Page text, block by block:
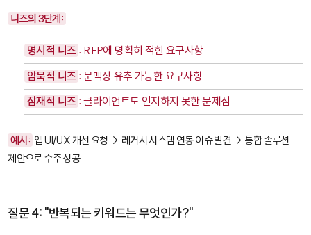
니즈의 3단계:
명시적 니즈 : RFP에 명확히 적힌 요구사항
암묵적 니즈 : 문맥상 유추 가능한 요구사항
잠재적 니즈 : 클라이언트도 인지하지 못한 문제점
예시: 앱 UI/UX 개선 요청 → 레거시 시스템 연동 이슈 발견 → 통합 솔루션
제안으로 수주 성공
질문 4: "반복되는 키워드는 무엇인가?"